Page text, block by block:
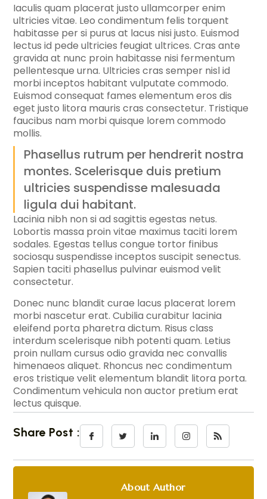
Iaculis quam placerat justo ullamcorper enim
ultricies vitae. Leo condimentum felis torquent
habitasse per si purus at lacus nisi justo. Euismod
lectus id pede ultricies feugiat ultrices. Cras ante
gravida at nunc proin habitasse nisi fermentum
pellentesque urna. Ultricies cras semper nisl id
morbi inceptos habitant vulputate commodo.
Euismod consequat fames elementum eros dis
eget justo litora mauris cras consectetur. Tristique
faucibus nam morbi quisque lorem commodo
mollis.
Phasellus rutrum per hendrerit nostra
montes. Scelerisque duis pretium
ultricies suspendisse malesuada
ligula dui habitant.
Lacinia nibh non si ad sagittis egestas netus.
Lobortis massa proin vitae maximus taciti lorem
sodales. Egestas tellus congue tortor finibus
sociosqu suspendisse inceptos suscipit senectus.
Sapien taciti phasellus pulvinar euismod velit
consectetur.
Donec nunc blandit curae lacus placerat lorem
morbi nascetur erat. Cubilia curabitur lacinia
eleifend porta pharetra dictum. Risus class
interdum scelerisque nibh potenti quam. Letius
proin nullam cursus odio gravida nec convallis
himenaeos aliquet. Rhoncus nec condimentum
eros tristique velit elementum blandit litora porta.
Condimentum vehicula non auctor pretium erat
lectus quisque.
Share Post :
About Author